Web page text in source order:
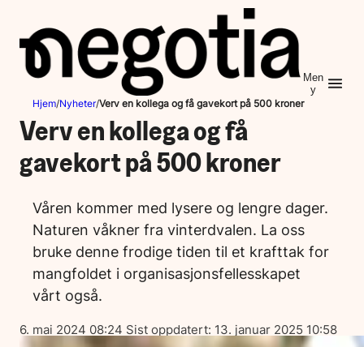
innhold
Men
y
Hjem/Nyheter/Verv en kollega og få gavekort på 500 kroner
Verv en kollega og få
gavekort på 500 kroner
Våren kommer med lysere og lengre dager.
Naturen våkner fra vinterdvalen. La oss
bruke denne frodige tiden til et krafttak for
mangfoldet i organisasjonsfellesskapet
vårt også.
Lagt
ut
6. mai 2024 08:24 Sist oppdatert: 13. januar 2025 10:58